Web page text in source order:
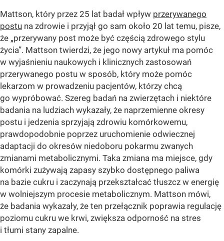
Mattson, który przez 25 lat badał wpływ przerywanego
postu na zdrowie i przyjął go sam około 20 lat temu, pisze,
że „przerywany post może być częścią zdrowego stylu
życia”. Mattson twierdzi, że jego nowy artykuł ma pomóc
w wyjaśnieniu naukowych i klinicznych zastosowań
przerywanego postu w sposób, który może pomóc
lekarzom w prowadzeniu pacjentów, którzy chcą
go wypróbować. Szereg badań na zwierzętach i niektóre
badania na ludziach wykazały, że naprzemienne okresy
postu i jedzenia sprzyjają zdrowiu komórkowemu,
prawdopodobnie poprzez uruchomienie odwiecznej
adaptacji do okresów niedoboru pokarmu zwanych
zmianami metabolicznymi. Taka zmiana ma miejsce, gdy
komórki zużywają zapasy szybko dostępnego paliwa
na bazie cukru i zaczynają przekształcać tłuszcz w energię
w wolniejszym procesie metabolicznym. Mattson mówi,
że badania wykazały, że ten przełącznik poprawia regulację
poziomu cukru we krwi, zwiększa odporność na stres
i tłumi stany zapalne.